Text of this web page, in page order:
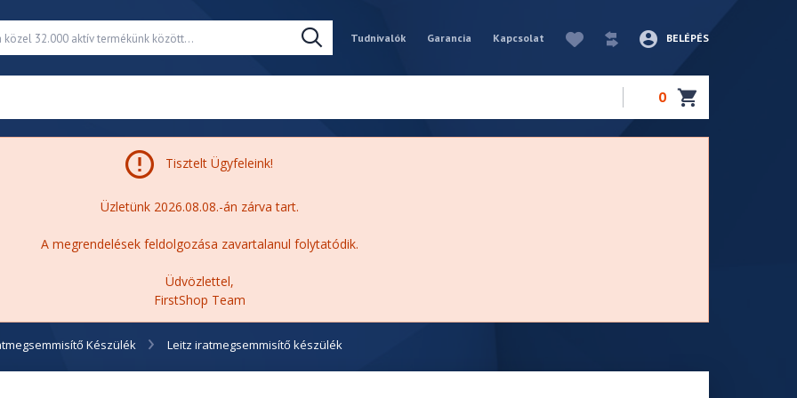
Tudnivalók Garancia Kapcsolat BELÉPÉS
0
Tisztelt Ügyfeleink!
Üzletünk 2026.08.08.-án zárva tart.
A megrendelések feldolgozása zavartalanul folytatódik.
Üdvözlettel,
FirstShop Team
Készülék Leitz iratmegsemmisítő készülék